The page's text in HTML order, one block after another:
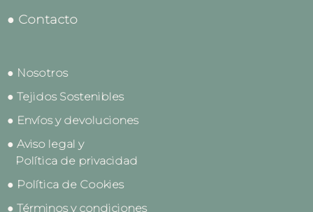
● Contacto
● Nosotros
● Tejidos Sostenibles
● Envíos y devoluciones
● Aviso legal y
Política de privacidad
● Política de Cookies
● Términos y condiciones